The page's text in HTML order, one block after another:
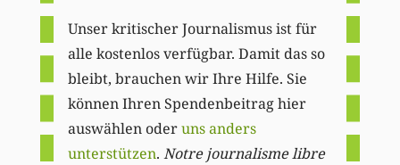
Unser kritischer Journalismus ist für
alle kostenlos verfügbar. Damit das so
bleibt, brauchen wir Ihre Hilfe. Sie
können Ihren Spendenbeitrag hier
auswählen oderuns anders
unterstützen. Notre journalisme libre